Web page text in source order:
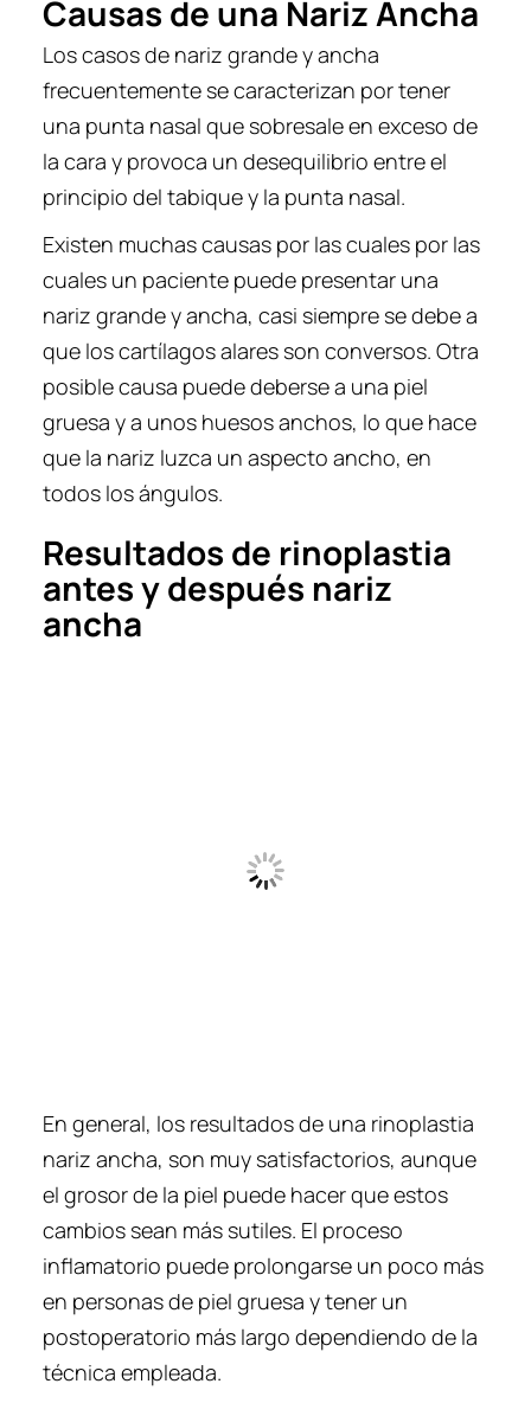
Causas de una Nariz Ancha
Los casos de nariz grande y ancha
frecuentemente se caracterizan por tener
una punta nasal que sobresale en exceso de
la cara y provoca un desequilibrio entre el
principio del tabique y la punta nasal.
Existen muchas causas por las cuales por las
cuales un paciente puede presentar una
nariz grande y ancha, casi siempre se debe a
que los cartílagos alares son conversos. Otra
posible causa puede deberse a una piel
gruesa y a unos huesos anchos, lo que hace
que la nariz luzca un aspecto ancho, en
todos los ángulos.
Resultados de rinoplastia
antes y después nariz
ancha
En general, los resultados de una rinoplastia
nariz ancha, son muy satisfactorios, aunque
el grosor de la piel puede hacer que estos
cambios sean más sutiles. El proceso
inflamatorio puede prolongarse un poco más
en personas de piel gruesa y tener un
postoperatorio más largo dependiendo de la
técnica empleada.